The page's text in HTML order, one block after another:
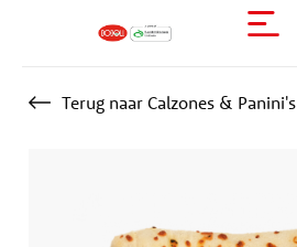
Terug naar Calzones & Panini's